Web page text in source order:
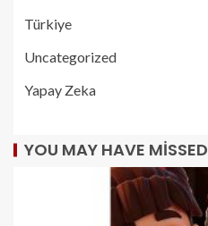
Türkiye
Uncategorized
Yapay Zeka
YOU MAY HAVE MISSED